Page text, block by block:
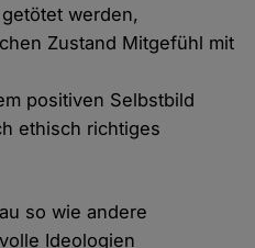
werden,
Zustand Mitgefühl mit
positiven Selbstbild
ethisch richtiges
so wie andere
Ideologien